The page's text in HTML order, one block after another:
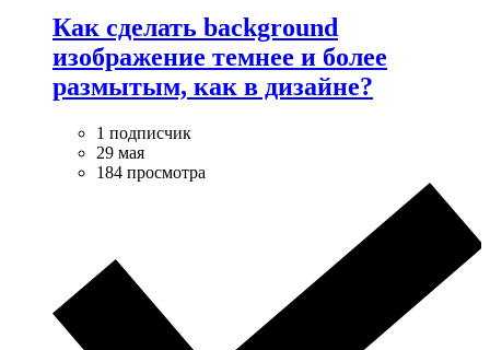
Как сделать background
изображение темнее и более
размытым, как в дизайне?
1 подписчик
29 мая
184 просмотра